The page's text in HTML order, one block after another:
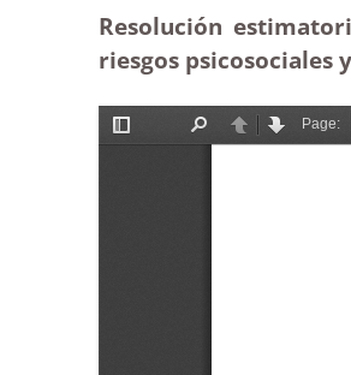
Resolución
riesgos psicosociales